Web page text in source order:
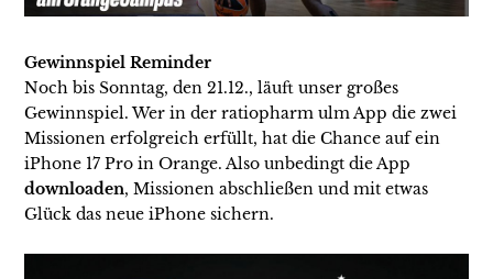
Gewinnspiel Reminder
Noch bis Sonntag, den 21.12., läuft unser großes
Gewinnspiel. Wer in der ratiopharm ulm App die zwei
Missionen erfolgreich erfüllt, hat die Chance auf ein
iPhone 17 Pro in Orange. Also unbedingt die App
downloaden, Missionen abschließen und mit etwas
Glück das neue iPhone sichern.